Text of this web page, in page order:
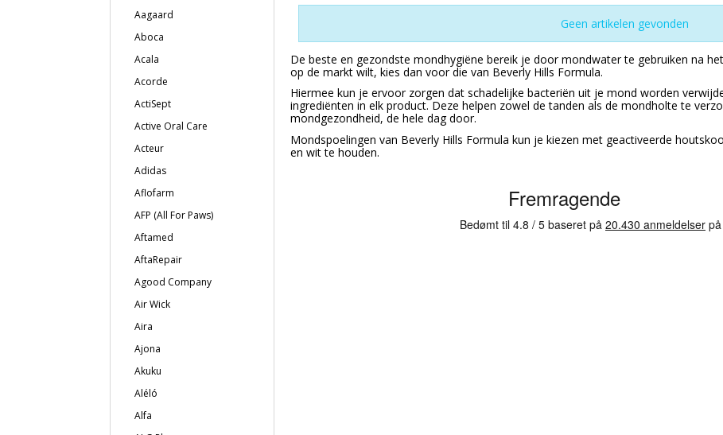
Aagaard
Aboca
Acala
Acorde
ActiSept
Active Oral Care
Acteur
Adidas
Aflofarm
AFP (All For Paws)
Aftamed
AftaRepair
Agood Company
Air Wick
Aira
Ajona
Akuku
Aléló
Alfa
Geen artikelen gevonden
De beste en gezondste mondhygiëne bereik je door mondwater te gebruiken na
op de markt wilt, kies dan voor die van Beverly Hills Formula.
Hiermee kun je ervoor zorgen dat schadelijke bacteriën uit je mond worden
ingrediënten in elk product. Deze helpen zowel de tanden als de mondholte te
mondgezondheid, de hele dag door.
Mondspoelingen van Beverly Hills Formula kun je kiezen met geactiveerde
en wit te houden.